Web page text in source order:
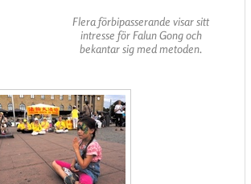
Flera förbipasserande visar sitt
intresse för Falun Gong och
bekantar sig med metoden.